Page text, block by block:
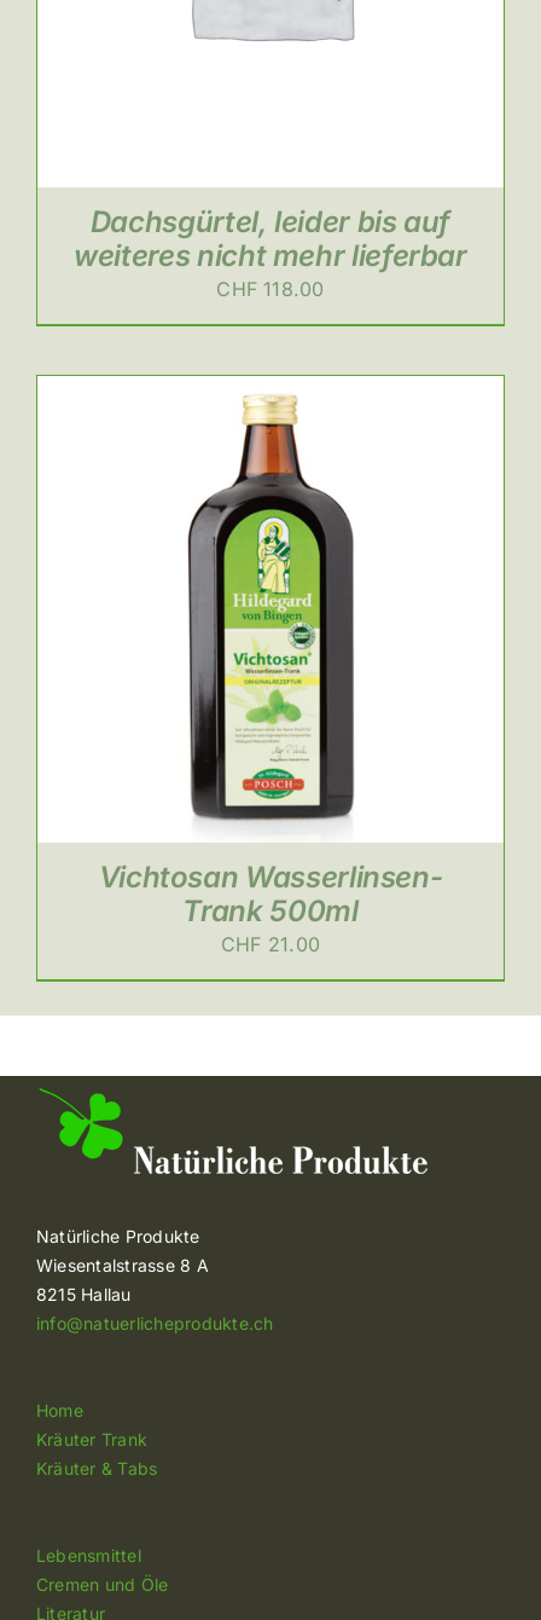
Dachsgürtel, leider bis auf
weiteres nicht mehr lieferbar
CHF 118.00
Vichtosan Wasserlinsen-
Trank 500ml
CHF 21.00
Natürliche Produkte
Wiesentalstrasse 8 A
8215 Hallau
info@natuerlicheprodukte.ch
Home
Kräuter Trank
Kräuter & Tabs
Lebensmittel
Cremen und Öle
Literatur